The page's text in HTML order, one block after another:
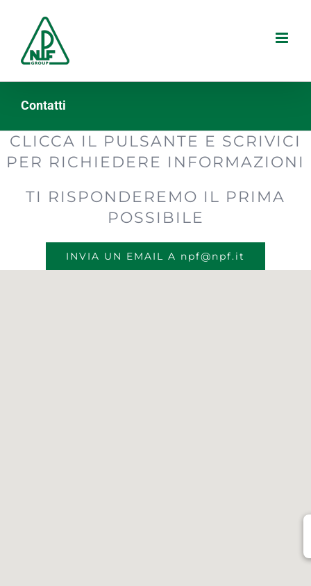
contenuto
Contatti
CLICCA IL PULSANTE E SCRIVICI
PER RICHIEDERE INFORMAZIONI
TI RISPONDEREMO IL PRIMA
POSSIBILE
INVIA UN EMAIL A npf@npf.it